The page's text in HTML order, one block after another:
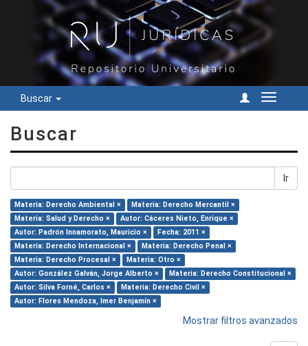
Buscar
Cambiar
Buscar
Ir
Materia: Derecho Ambiental ×
Materia: Derecho Mercantil ×
Materia: Salud y Derecho ×
Autor: Cáceres Nieto, Enrique ×
Autor: Padrón Innamorato, Mauricio ×
Fecha: 2011 ×
Materia: Derecho Internacional ×
Materia: Derecho Penal ×
Materia: Derecho Procesal ×
Materia: Otro ×
Autor: González Galván, Jorge Alberto ×
Materia: Derecho Constitucional ×
Autor: Silva Forné, Carlos ×
Materia: Derecho Civil ×
Autor: Flores Mendoza, Imer Benjamín ×
Mostrar filtros avanzados